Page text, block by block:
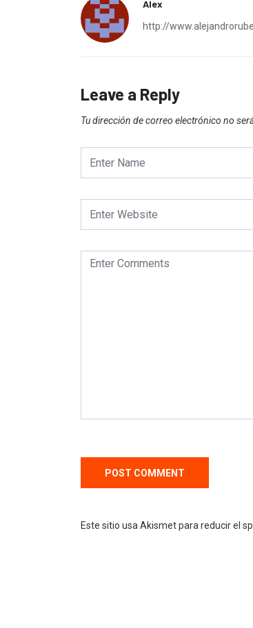
Alex
http://
Leave a Reply
Tu dirección de correo electrónico no
Este sitio usa Akismet para reducir el